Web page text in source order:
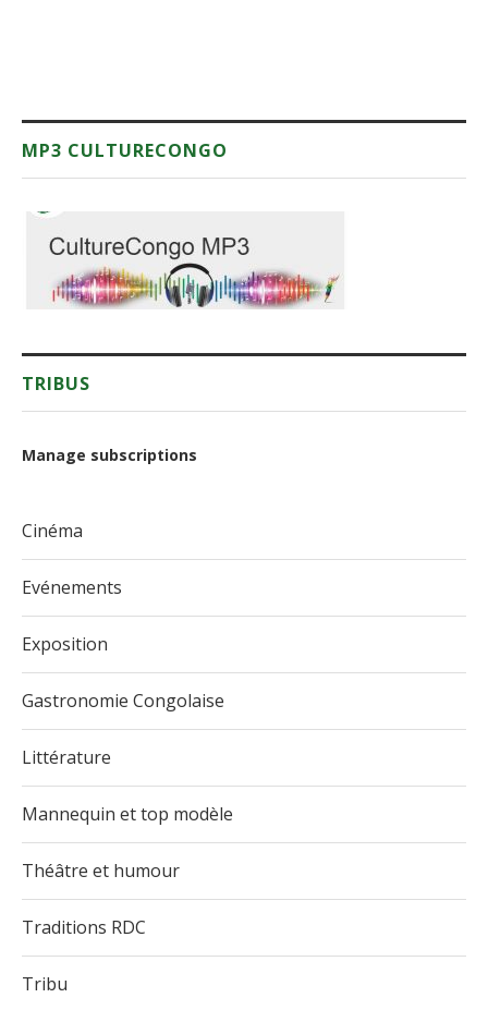
MP3 CULTURECONGO
TRIBUS
Manage subscriptions
Cinéma
Evénements
Exposition
Gastronomie Congolaise
Littérature
Mannequin et top modèle
Théâtre et humour
Traditions RDC
Tribu